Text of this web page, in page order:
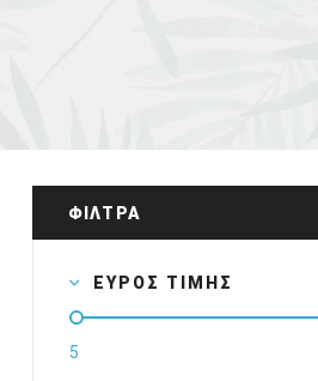
ΦΙΛΤΡΑ
ΕΥΡΟΣ ΤΙΜΗΣ
5